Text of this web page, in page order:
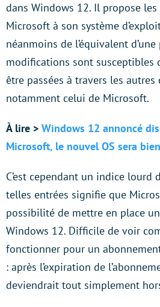
dans Windows 12. Il propose
Microsoft à son système
néanmoins de l’équivalent
modifications sont susceptibles
être passées à travers les autres
notamment celui de Microsoft.
À lire > Windows 12 annoncé
Microsoft, le nouvel OS sera
C’est cependant un indice lourd
telles entrées signifie que
possibilité de mettre en place
Windows 12. Difficile de voir
fonctionner pour un
: après l’expiration de
deviendrait tout simplement